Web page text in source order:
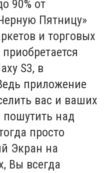
90% от
Пятницу»
и торговых
S3, в
приложение
вас и ваших
пошутить над
просто
Экран на
Вы всегда